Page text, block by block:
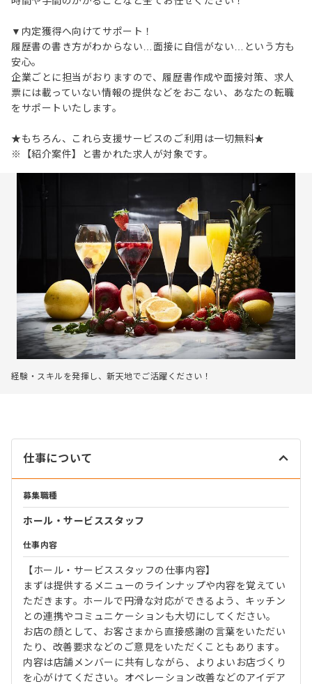
▼内定獲得へ向けてサポート！
履歴書の書き方がわからない…面接に自信がない…という方も
安心。
企業ごとに担当がおりますので、履歴書作成や面接対策、求人
票には載っていない情報の提供などをおこない、あなたの転職
をサポートいたします。
★もちろん、これら支援サービスのご利用は一切無料★
※【紹介案件】と書かれた求人が対象です。
経験・スキルを発揮し、新天地でご活躍ください！
仕事について
募集職種
ホール・サービススタッフ
仕事内容
【ホール・サービススタッフの仕事内容】
まずは提供するメニューのラインナップや内容を覚えてい
ただきます。ホールで円滑な対応ができるよう、キッチン
との連携やコミュニケーションも大切にしてください。
お店の顔として、お客さまから直接感謝の言葉をいただい
たり、改善要求などのご意見をいただくこともあります。
内容は店舗メンバーに共有しながら、よりよいお店づくり
を心がけてください。オペレーション改善などのアイデア